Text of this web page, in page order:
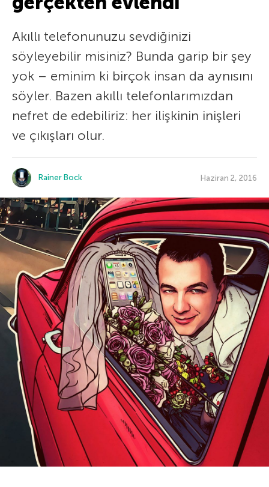
Akıllı telefonunuzu sevdiğinizi
söyleyebilir misiniz? Bunda garip bir şey
yok – eminim ki birçok insan da aynısını
söyler. Bazen akıllı telefonlarımızdan
nefret de edebiliriz: her ilişkinin inişleri
ve çıkışları olur.
Rainer Bock Haziran 2, 2016